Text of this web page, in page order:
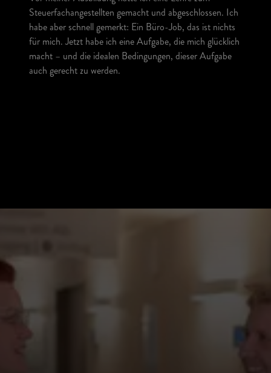
Steuerfachangestellten gemacht und abgeschlossen. Ich
habe aber schnell gemerkt: Ein Büro-Job, das ist nichts
für mich. Jetzt habe ich eine Aufgabe, die mich glücklich
macht – und die idealen Bedingungen, dieser Aufgabe
auch gerecht zu werden.